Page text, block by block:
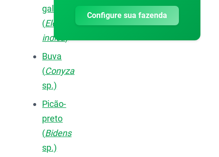
galinha
(Eleusine
indica
Buva
(Conyza
sp.)
Picão-
preto
(Bidens
sp.)
Configure sua fazenda